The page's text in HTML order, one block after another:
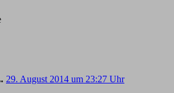
29. August 2014 um 23:27 Uhr